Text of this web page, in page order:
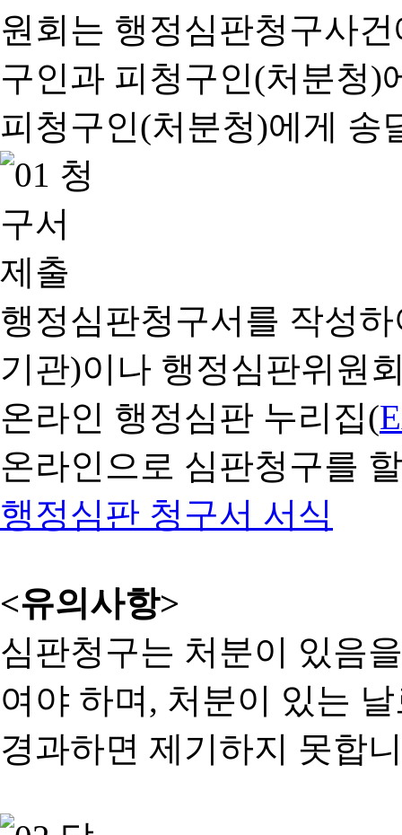
행정심판청구서를 작성
기관)이나 행정심판위원
온라인 행정심판 누리집(
온라인으로 심판청구를
행정심판 청구서 서식
<유의사항>
심판청구는 처분이 있음
여야 하며, 처분이 있는
경과하면 제기하지 못합